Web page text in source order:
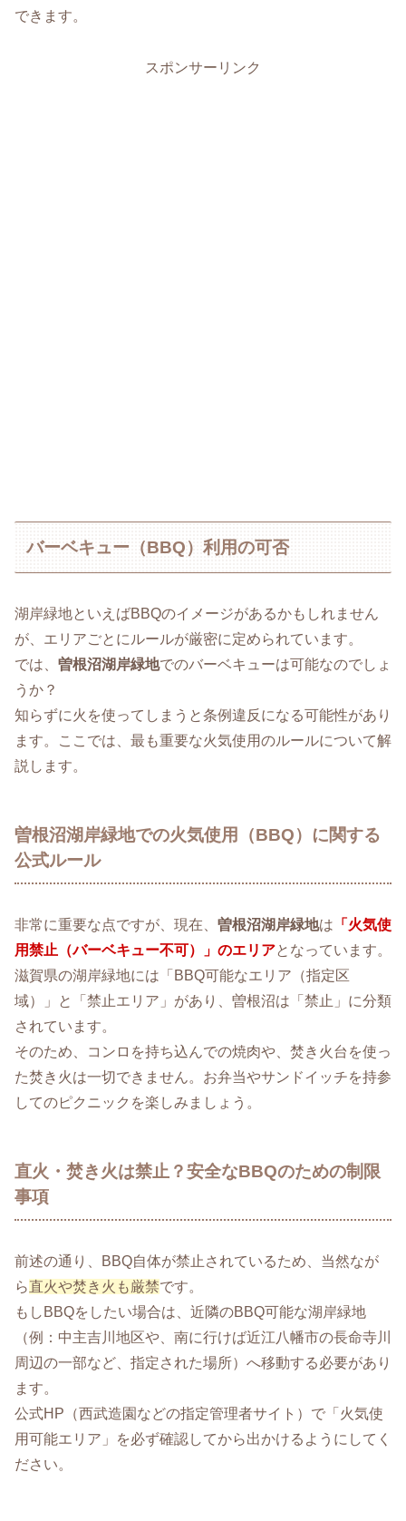
できます。
スポンサーリンク
バーベキュー（BBQ）利用の可否
湖岸緑地といえばBBQのイメージがあるかもしれません
が、エリアごとにルールが厳密に定められています。
では、 曽根沼湖岸緑地でのバーベキューは可能なのでしょ
うか？
知らずに火を使ってしまうと条例違反になる可能性があり
ます。ここでは、最も重要な火気使用のルールについて解
説します。
曽根沼湖岸緑地での火気使用（BBQ）に関する
公式ルール
非常に重要な点ですが、現在、 曽根沼湖岸緑地は 「火気使
用禁止（バーベキュー不可）」のエリアとなっています。
滋賀県の湖岸緑地には「BBQ可能なエリア（指定区
域）」と「禁止エリア」があり、曽根沼は「禁止」に分類
されています。
そのため、コンロを持ち込んでの焼肉や、焚き火台を使っ
た焚き火は一切できません。お弁当やサンドイッチを持参
してのピクニックを楽しみましょう。
直火・焚き火は禁止？安全なBBQのための制限
事項
前述の通り、BBQ自体が禁止されているため、当然なが
ら直火や焚き火も厳禁です。
もしBBQをしたい場合は、近隣のBBQ可能な湖岸緑地
（例：中主吉川地区や、南に行けば近江八幡市の長命寺川
周辺の一部など、指定された場所）へ移動する必要があり
ます。
公式HP（西武造園などの指定管理者サイト）で「火気使
用可能エリア」を必ず確認してから出かけるようにしてく
ださい。